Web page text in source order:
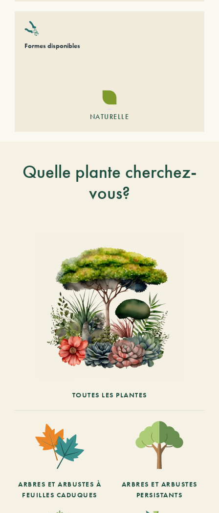
Formes disponibles
NATURELLE
Quelle plante cherchez-
vous?
TOUTES LES PLANTES
ARBRES ET ARBUSTES À
FEUILLES CADUQUES
ARBRES ET ARBUSTES
PERSISTANTS